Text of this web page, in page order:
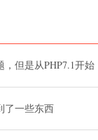
始，主题设置中的列表广告和文章底部广
了一些东西